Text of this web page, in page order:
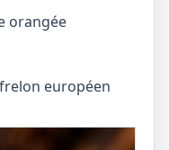
orangée
européen